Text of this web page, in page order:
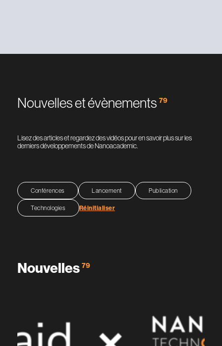
Nouvelles et évènements 79
Lisez des articles et regardez des vidéos pour en savoir plus sur les
derniers développements de Nanoacademic.
Conférences Lancement Publication
Technologies Réinitialiser
Nouvelles 79